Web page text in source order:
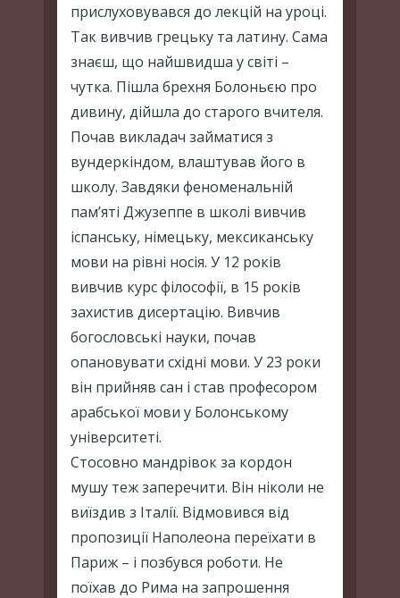
прислуховувався до лекцій на уроці.
Так вивчив грецьку та латину. Сама
знаєш, що найшвидша у світі –
чутка. Пішла брехня Болоньєю про
дивину, дійшла до старого вчителя.
Почав викладач займатися з
вундеркіндом, влаштував його в
школу. Завдяки феноменальній
пам’яті Джузеппе в школі вивчив
іспанську, німецьку, мексиканську
мови на рівні носія. У 12 років
вивчив курс філософії, в 15 років
захистив дисертацію. Вивчив
богословські науки, почав
опановувати східні мови. У 23 роки
він прийняв сан і став професором
арабської мови у Болонському
університеті.
Стосовно мандрівок за кордон
мушу теж заперечити. Він ніколи не
виїздив з Італії. Відмовився від
пропозиції Наполеона переїхати в
Париж – і позбувся роботи. Не
поїхав до Рима на запрошення